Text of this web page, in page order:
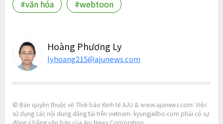
#văn hóa
#webtoon
Hoàng Phương Ly
lyhoang215@ajunews.com
© Bản quyền thuộc về Thời báo Kinh tế AJU & www.ajunews.com: Việc
sử dụng các nội dung đăng tải trên vietnam. kyungjeilbo.com phải có sự
đồng ý bằng văn bản của Aju News Corporation.